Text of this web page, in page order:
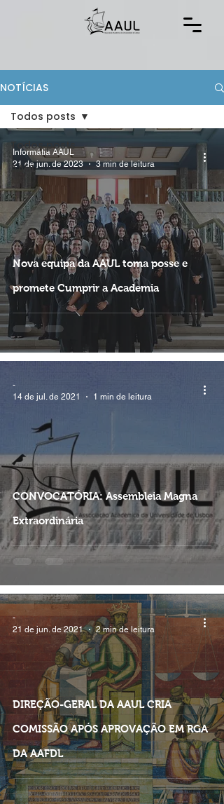
NOTÍCIAS
Todos posts
AAUL
Todos posts
Nova equipa da AAUL toma posse e
promete Cumprir a Academia
Informátia AAUL
21 de jun. de 2023
3 min de leitura
CONVOCATÓRIA: Assembleia Magna
Extraordinária
-
14 de jul. de 2021
1 min de leitura
DIREÇÃO-GERAL DA AAUL CRIA
COMISSÃO APÓS APROVAÇÃO EM RGA
DA AAFDL
-
21 de jun. de 2021
2 min de leitura